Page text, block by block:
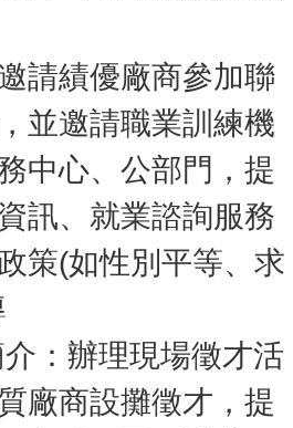
請績優廠商參加聯
並邀請職業訓練機
中心、公部門，提
訊、就業諮詢服務
策(如性別平等、求
：辦理現場徵才活
廠商設攤徵才，提